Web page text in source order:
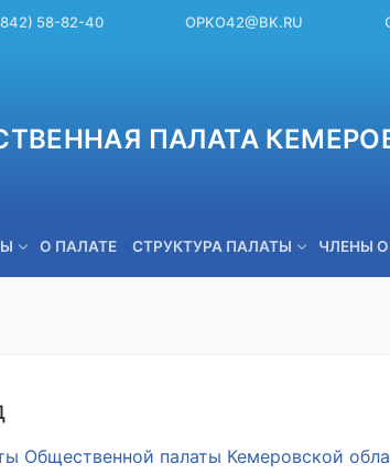
58-82-40 OPKO42@BK.RU
ПАЛАТА
О ПАЛАТЕ СТРУКТУРА ПАЛАТЫ ЧЛЕНЫ
Общественной палаты Кемеровской